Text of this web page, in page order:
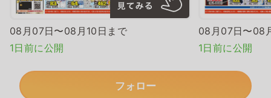
08月07日〜08月10日まで
1日前に公開
08月07日〜08
1日前に公開
フォロー